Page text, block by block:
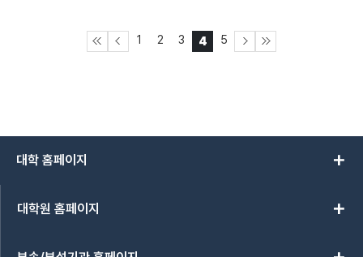
1 2 3 4 5
대학 홈페이지 add
대학원 홈페이지 add